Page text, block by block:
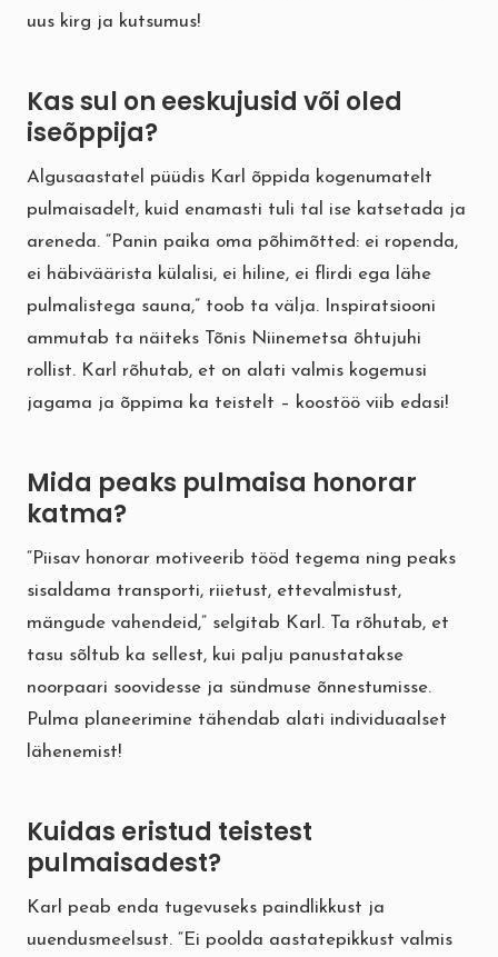
uus kirg ja kutsumus!
Kas sul on eeskujusid või oled
iseõppija?
Algusaastatel püüdis Karl õppida kogenumatelt
pulmaisadelt, kuid enamasti tuli tal ise katsetada ja
areneda. “Panin paika oma põhimõtted: ei ropenda,
ei häbiväärista külalisi, ei hiline, ei flirdi ega lähe
pulmalistega sauna,” toob ta välja. Inspiratsiooni
ammutab ta näiteks Tõnis Niinemetsa õhtujuhi
rollist. Karl rõhutab, et on alati valmis kogemusi
jagama ja õppima ka teistelt – koostöö viib edasi!
Mida peaks pulmaisa honorar
katma?
“Piisav honorar motiveerib tööd tegema ning peaks
sisaldama transporti, riietust, ettevalmistust,
mängude vahendeid,” selgitab Karl. Ta rõhutab, et
tasu sõltub ka sellest, kui palju panustatakse
noorpaari soovidesse ja sündmuse õnnestumisse.
Pulma planeerimine tähendab alati individuaalset
lähenemist!
Kuidas eristud teistest
pulmaisadest?
Karl peab enda tugevuseks paindlikkust ja
uuendusmeelsust. “Ei poolda aastatepikkust valmis